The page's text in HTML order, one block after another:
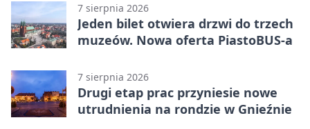
7 sierpnia 2026
Jeden bilet otwiera drzwi do trzech
muzeów. Nowa oferta PiastoBUS-a
7 sierpnia 2026
Drugi etap prac przyniesie nowe
utrudnienia na rondzie w Gnieźnie